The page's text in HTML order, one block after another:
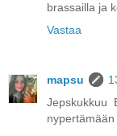
brassailla ja
Vastaa
mapsu
Jepskukkuu